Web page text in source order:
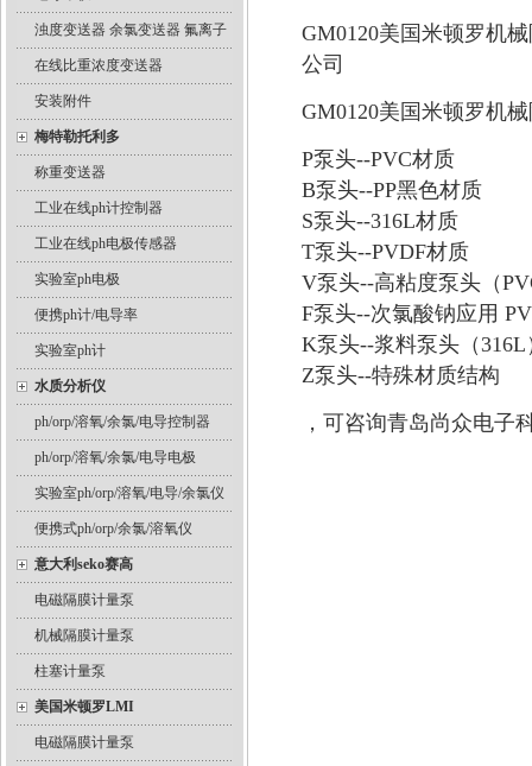
浊度变送器 余氯变送器 氟离子
在线比重浓度变送器
安装附件
梅特勒托利多
称重变送器
工业在线ph计控制器
工业在线ph电极传感器
实验室ph电极
便携ph计/电导率
实验室ph计
水质分析仪
ph/orp/溶氧/余氯/电导控制器
ph/orp/溶氧/余氯/电导电极
实验室ph/orp/溶氧/电导/余氯仪
便携式ph/orp/余氯/溶氧仪
意大利seko赛高
电磁隔膜计量泵
机械隔膜计量泵
柱塞计量泵
美国米顿罗LMI
电磁隔膜计量泵
GM0120美国米顿罗机
公司
GM0120美国米顿罗机
P泵头--PVC材质
B泵头--PP黑色材质
S泵头--316L材质
T泵头--PVDF材质
V泵头--高粘度泵头（
F泵头--次氯酸钠应用
K泵头--浆料泵头（316L
Z泵头--特殊材质结构
，可咨询青岛尚众电子